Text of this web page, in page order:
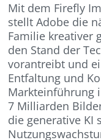
Mit dem Firefly
stellt Adobe die
Familie kreativer
den Stand der
vorantreibt und
Entfaltung und
Markteinführung
7 Milliarden
die generative KI